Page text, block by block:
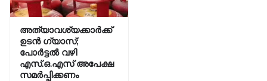
അത്യാവശ്യക്കാർക്ക്
ഉടൻ ഗ്യാസ്;
പോർട്ടൽ വഴി
എസ്.ഒ.എസ് അപേക്ഷ
സമർപ്പിക്കണം